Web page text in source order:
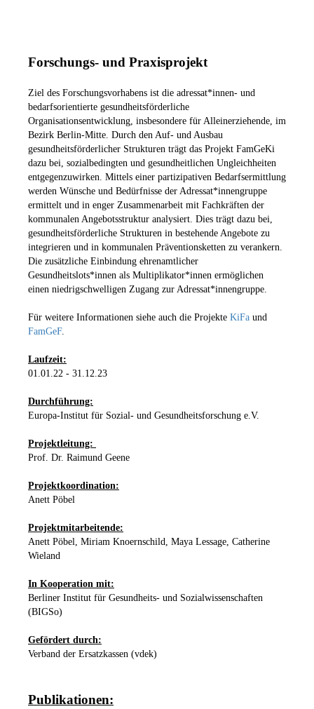
Forschungs- und Praxisprojekt
Ziel des Forschungsvorhabens ist die adressat*innen- und
bedarfsorientierte gesundheitsförderliche
Organisationsentwicklung, insbesondere für Alleinerziehende, im
Bezirk Berlin-Mitte. Durch den Auf- und Ausbau
gesundheitsförderlicher Strukturen trägt das Projekt FamGeKi
dazu bei, sozialbedingten und gesundheitlichen Ungleichheiten
entgegenzuwirken. Mittels einer partizipativen Bedarfsermittlung
werden Wünsche und Bedürfnisse der Adressat*innengruppe
ermittelt und in enger Zusammenarbeit mit Fachkräften der
kommunalen Angebotsstruktur analysiert. Dies trägt dazu bei,
gesundheitsförderliche Strukturen in bestehende Angebote zu
integrieren und in kommunalen Präventionsketten zu verankern.
Die zusätzliche Einbindung ehrenamtlicher
Gesundheitslots*innen als Multiplikator*innen ermöglichen
einen niedrigschwelligen Zugang zur Adressat*innengruppe.
Für weitere Informationen siehe auch die Projekte KiFa und
FamGeF.
Laufzeit:
01.01.22 - 31.12.23
Durchführung:
Europa-Institut für Sozial- und Gesundheitsforschung e.V.
Projektleitung:
Prof. Dr. Raimund Geene
Projektkoordination:
Anett Pöbel
Projektmitarbeitende:
Anett Pöbel, Miriam Knoernschild, Maya Lessage, Catherine
Wieland
In Kooperation mit:
Berliner Institut für Gesundheits- und Sozialwissenschaften
(BIGSo)
Gefördert durch:
Verband der Ersatzkassen (vdek)
Publikationen: